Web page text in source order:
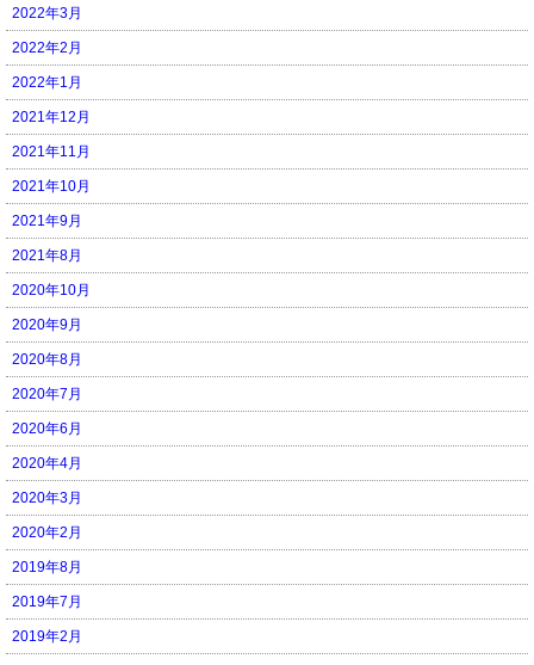
2022年3月
2022年2月
2022年1月
2021年12月
2021年11月
2021年10月
2021年9月
2021年8月
2020年10月
2020年9月
2020年8月
2020年7月
2020年6月
2020年4月
2020年3月
2020年2月
2019年8月
2019年7月
2019年2月